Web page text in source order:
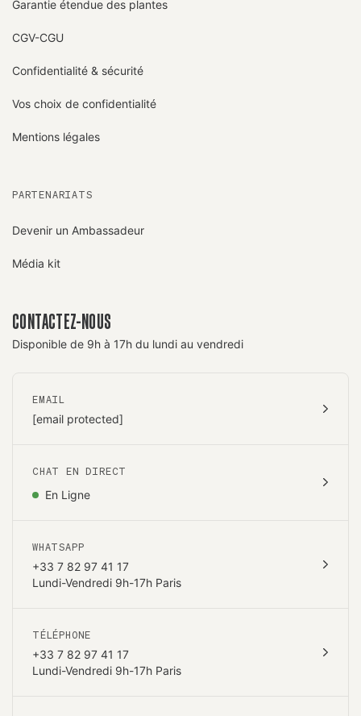
Garantie étendue des plantes
CGV-CGU
Confidentialité & sécurité
Vos choix de confidentialité
Mentions légales
PARTENARIATS
Devenir un Ambassadeur
Média kit
CONTACTEZ-NOUS
Disponible de 9h à 17h du lundi au vendredi
EMAIL
[email protected]
CHAT EN DIRECT
En Ligne
WHATSAPP
+33 7 82 97 41 17
Lundi-Vendredi 9h-17h Paris
TÉLÉPHONE
+33 7 82 97 41 17
Lundi-Vendredi 9h-17h Paris